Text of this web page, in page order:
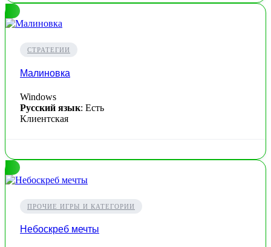
СТРАТЕГИИ
Малиновка
Windows
Русский язык: Есть
Клиентская
ПРОЧИЕ ИГРЫ И КАТЕГОРИИ
Небоскреб мечты